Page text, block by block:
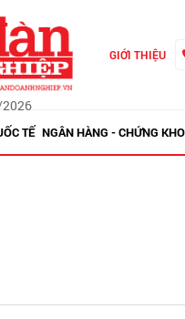
GIỚI THIỆU
TẾ NGÂN HÀNG - CHỨNG